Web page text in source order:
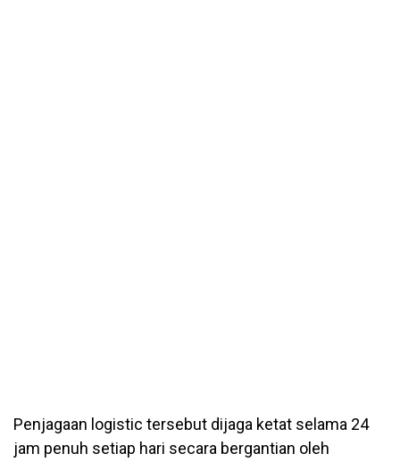
Penjagaan logistic tersebut dijaga ketat selama 24
jam penuh setiap hari secara bergantian oleh